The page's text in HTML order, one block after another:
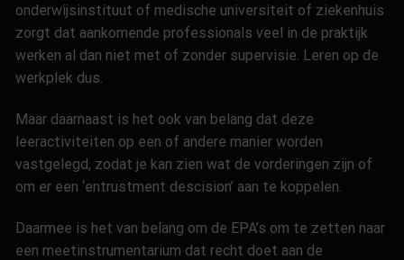
onderwijsinstituut of medische universiteit of ziekenhuis
zorgt dat aankomende professionals veel in de praktijk
werken al dan niet met of zonder supervisie. Leren op de
werkplek dus.
Maar daarnaast is het ook van belang dat deze
leeractiviteiten op een of andere manier worden
vastgelegd, zodat je kan zien wat de vorderingen zijn of
om er een ‘entrustment descision’ aan te koppelen.
Daarmee is het van belang om de EPA’s om te zetten naar
een meetinstrumentarium dat recht doet aan de